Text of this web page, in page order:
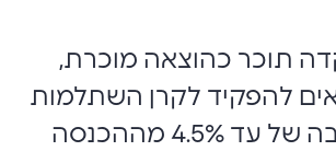
תוכר כהוצאה מוכרת,
להפקיד לקרן השתלמות
סכומים בגובה של עד 4.5% מההכנסה